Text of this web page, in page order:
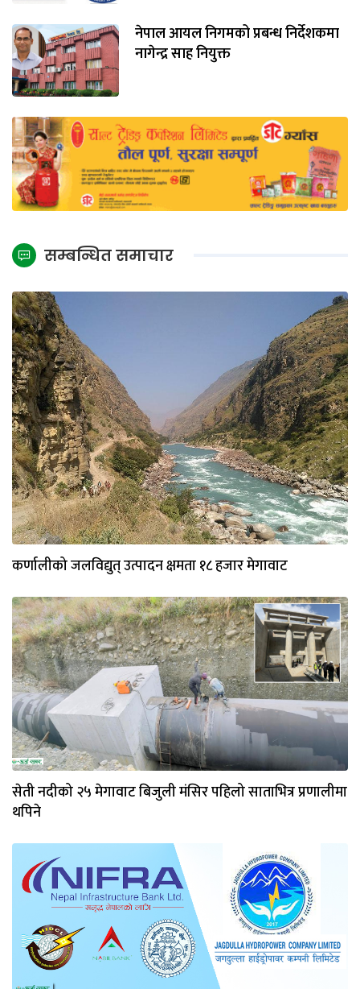
नेपाल आयल निगमको प्रबन्ध निर्देशकमा
नागेन्द्र साह नियुक्त
सम्बन्धित समाचार
कर्णालीको जलविद्युत् उत्पादन क्षमता १८ हजार मेगावाट
सेती नदीको २५ मेगावाट बिजुली मंसिर पहिलो साताभित्र प्रणालीमा
थपिने